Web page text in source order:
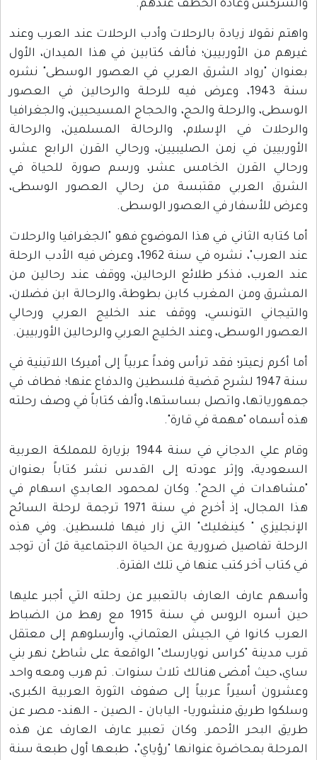
والشركس وعادة الخطف عندهم.
واهتم نقولا زيادة بالرحلات وأدب الرحلات عند العرب وعند
غيرهم من الأوربيين؛ فألف كتابين في هذا الميدان، الأول
بعنوان "رواد الشرق العربي في العصور الوسطى" نشره
سنة 1943، وعرض فيه للرحلة والرحالين في العصور
الوسطى، والرحلة والحج، والحجاج المسيحيين، والجغرافيا
والرحلات في الإسلام، والرحالة المسلمين، والرحالة
الأوربيين في زمن الصليبيين، ورحالي القرن الرابع عشر،
ورحالي القرن الخامس عشر، ورسم صورة للحياة في
الشرق العربي مقتبسة من رحالي العصور الوسطى،
وعرض للأسفار في العصور الوسطى.
أما كتابه الثاني في هذا الموضوع فهو "الجغرافيا والرحلات
عند العرب"، نشره في سنة 1962، وعرض فيه الأدب الرحلة
عند العرب، فذكر طلائع الرحالين، ووقف عند رحالين من
المشرق ومن المغرب كابن بطوطة، والرحالة ابن فضلان،
والتيجاني التونسي، ووقف عند الخليج العربي ورحالي
العصور الوسطى، وعند الخليج العربي والرحالين الأوربيين.
أما أكرم زعيتر؛ فقد ترأس وفداً عربياً إلى أميركا اللاتينية في
سنة 1947 لشرح قضية فلسطين والدفاع عنها؛ فطاف في
جمهورياتها، واتصل بساستها، وألف كتاباً في وصف رحلته
هذه أسماه "مهمة في قارة".
وقام علي الدجاني في سنة 1944 بزيارة للمملكة العربية
السعودية، وإثر عودته إلى القدس نشر كتاباً بعنوان
"مشاهدات في الحج". وكان لمحمود العابدي اسهام في
هذا المجال، إذ أخرج في سنة 1971 ترجمة لرحلة السائح
الإنجليزي " كينغليك" التي زار فيها فلسطين. وفي هذه
الرحلة تفاصيل ضرورية عن الحياة الاجتماعية قلَ أن توجد
في كتاب آخر كتب عنها في تلك الفترة.
وأسهم عارف العارف بالتعبير عن رحلته التي أجبر عليها
حين أسره الروس في سنة 1915 مع رهط من الضباط
العرب كانوا في الجيش العثماني، وأرسلوهم إلى معتقل
قرب مدينة "كراس نويارسك" الواقعة على شاطئ نهر بني
ساي، حيث أمضى هنالك ثلاث سنوات. ثم هرب ومعه واحد
وعشرون أسيراً عربياً إلى صفوف الثورة العربية الكبرى،
وسلكوا طريق منشوريا- اليابان – الصين – الهند- مصر عن
طريق البحر الأحمر. وكان تعبير عارف العارف عن هذه
المرحلة بمحاضرة عنوانها "رؤياي"، طبعها أول طبعة سنة